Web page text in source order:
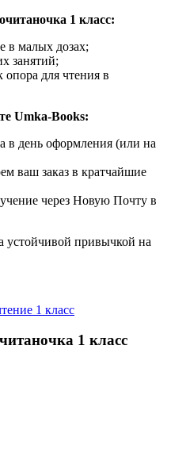
1 класс:
в малых дозах;
занятий;
опора для чтения в
Umka-Books:
в день оформления (или на
ваш заказ в кратчайшие
через Новую Почту в
устойчивой привычкой на
1 класс
1 класс